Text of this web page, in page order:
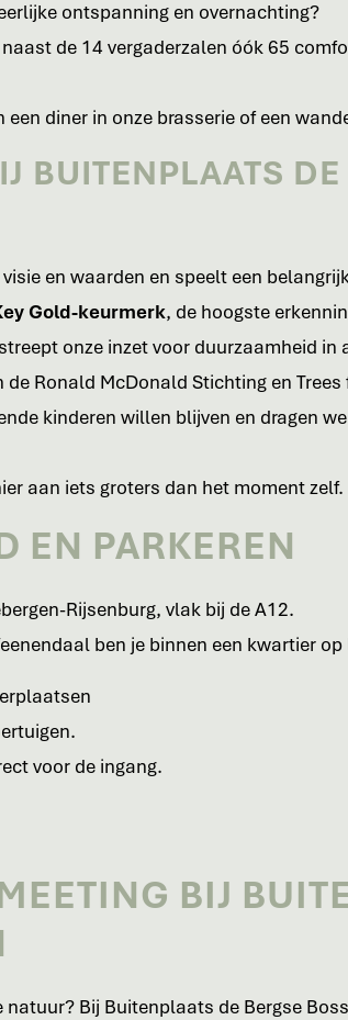
ontspanning en overnachting?
de 14 vergaderzalen óók 65
diner in onze brasserie of een
BUITENPLAATS DE
en waarden en speelt een
Gold-keurmerk, de hoogste
onze inzet voor duurzaamheid in
Ronald McDonald Stichting en
kinderen willen blijven en dragen
aan iets groters dan het moment zelf.
EN PARKEREN
Rijsenburg, vlak bij de A12.
ben je binnen een kwartier
voor de ingang.
BIJ
Bij Buitenplaats de Bergse